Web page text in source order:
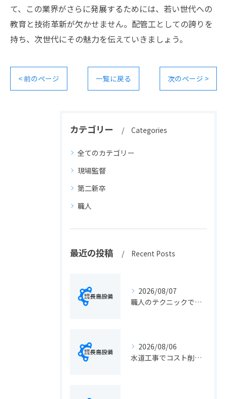
て、この業界がさらに発展するためには、若い世代への
教育と技術革新が欠かせません。配管工としての誇りを
持ち、次世代にその魅力を伝えていきましょう。
< 前のページ 一覧に戻る 次のページ >
カテゴリー Categories
全てのカテゴリー
現場監督
第二新卒
職人
最近の投稿 Recent Posts
2026/08/07
職人のテクニックで出会う静岡県静岡市の伝統工芸と学びの魅力徹底解説
2026/08/06
水道工事でコスト削減を実現する静岡県静岡市の手続きと費用見直しポイント